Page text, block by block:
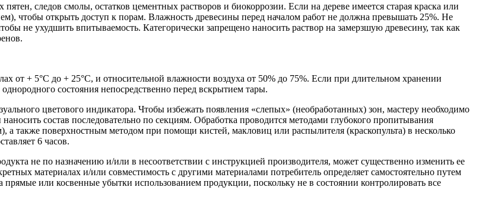
следов смолы, остатков цементных растворов и биокоррозии. Если на дереве имеется старая краска или
чтобы открыть доступ к порам. Влажность древесины перед началом работ не должна превышать 25%. Не
не ухудшить впитываемость. Категорически запрещено наносить раствор на замерзшую древесину, так как
от + 5°С до + 25°С, и относительной влажности воздуха от 50% до 75%. Если при длительном хранении
состояния непосредственно перед вскрытием тары.
цветового индикатора. Чтобы избежать появления «слепых» (необработанных) зон, мастеру необходимо
состав последовательно по секциям. Обработка проводится методами глубокого пропитывания
также поверхностным методом при помощи кистей, макловиц или распылителя (краскопульта) в несколько
6 часов.
не по назначению и/или в несоответствии с инструкцией производителя, может существенно изменить ее
материалах и/или совместимость с другими материалами потребитель определяет самостоятельно путем
или косвенные убытки использованием продукции, поскольку не в состоянии контролировать все